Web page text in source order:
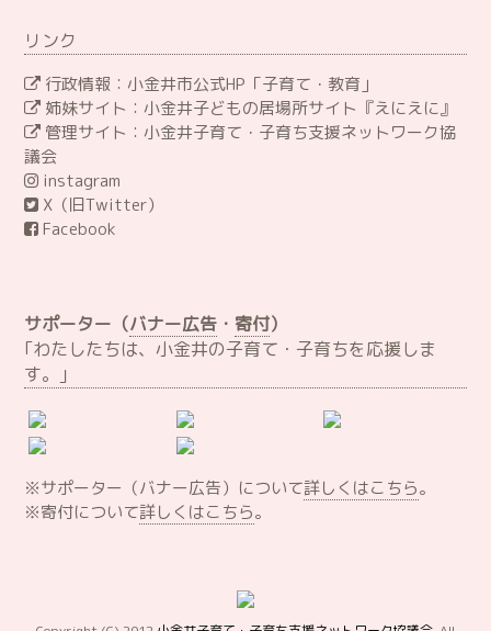
リンク
行政情報：小金井市公式HP「子育て・教育」
姉妹サイト：小金井子どもの居場所サイト『えにえに』
管理サイト：小金井子育て・子育ち支援ネットワーク協
議会
instagram
X（旧Twitter）
Facebook
サポーター（バナー広告 ・ 寄付）
｢わたしたちは、小金井の子育て・子育ちを応援しま
す。｣
※サポーター（バナー広告）について詳しくはこちら。
※寄付について詳しくはこちら。